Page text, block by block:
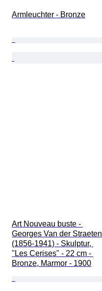
Armleuchter - Bronze
Art Nouveau buste -
Georges Van der Straeten
(1856-1941) - Skulptur,
"Les Cerises" - 22 cm -
Bronze, Marmor - 1900